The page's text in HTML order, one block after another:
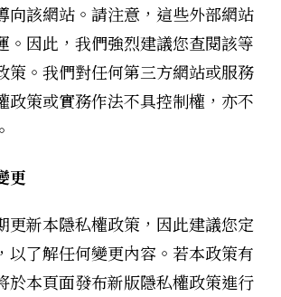
向該網站。請注意，這些外部網站
。因此，我們強烈建議您查閱該等
策。我們對任何第三方網站或服務
政策或實務作法不具控制權，亦不
更
更新本隱私權政策，因此建議您定
以了解任何變更內容。若本政策有
於本頁面發布新版隱私權政策進行